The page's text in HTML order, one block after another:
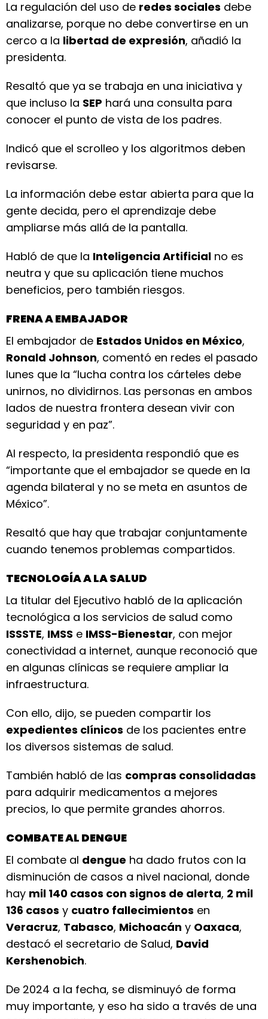
La regulación del uso de redes sociales debe
analizarse, porque no debe convertirse en un
cerco a la libertad de expresión, añadió la
presidenta.
Resaltó que ya se trabaja en una iniciativa y
que incluso la SEP hará una consulta para
conocer el punto de vista de los padres.
Indicó que el scrolleo y los algoritmos deben
revisarse.
La información debe estar abierta para que la
gente decida, pero el aprendizaje debe
ampliarse más allá de la pantalla.
Habló de que la Inteligencia Artificial no es
neutra y que su aplicación tiene muchos
beneficios, pero también riesgos.
FRENA A EMBAJADOR
El embajador de Estados Unidos en México,
Ronald Johnson, comentó en redes el pasado
lunes que la “lucha contra los cárteles debe
unirnos, no dividirnos. Las personas en ambos
lados de nuestra frontera desean vivir con
seguridad y en paz”.
Al respecto, la presidenta respondió que es
“importante que el embajador se quede en la
agenda bilateral y no se meta en asuntos de
México”.
Resaltó que hay que trabajar conjuntamente
cuando tenemos problemas compartidos.
TECNOLOGÍA A LA SALUD
La titular del Ejecutivo habló de la aplicación
tecnológica a los servicios de salud como
ISSSTE, IMSS e IMSS-Bienestar, con mejor
conectividad a internet, aunque reconoció que
en algunas clínicas se requiere ampliar la
infraestructura.
Con ello, dijo, se pueden compartir los
expedientes clínicos de los pacientes entre
los diversos sistemas de salud.
También habló de las compras consolidadas
para adquirir medicamentos a mejores
precios, lo que permite grandes ahorros.
COMBATE AL DENGUE
El combate al dengue ha dado frutos con la
disminución de casos a nivel nacional, donde
hay mil 140 casos con signos de alerta, 2 mil
136 casos y cuatro fallecimientos en
Veracruz, Tabasco, Michoacán y Oaxaca,
destacó el secretario de Salud, David
Kershenobich.
De 2024 a la fecha, se disminuyó de forma
muy importante, y eso ha sido a través de una